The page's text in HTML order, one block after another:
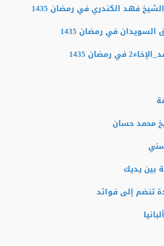
فهد الكندري في رمضان 1435
في رمضان 1435
محمد حسان
تنضم إلى فوائد